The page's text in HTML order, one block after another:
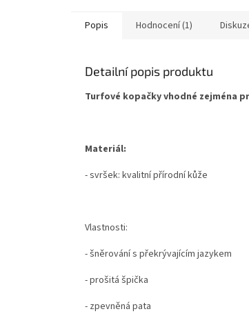
Popis Hodnocení (1)
Detailní popis produktu
Turfové kopačky vhodné zejména
Materiál:
- svršek: kvalitní přírodní kůže
Vlastnosti:
- šněrování s překrývajícím jazykem
- prošitá špička
- zpevněná pata